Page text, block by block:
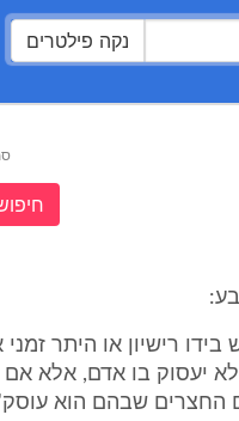
נקה פילטרים
רישיון או היתר זמני
יעסוק בו אדם, אלא אם
החצרים שבהם הוא